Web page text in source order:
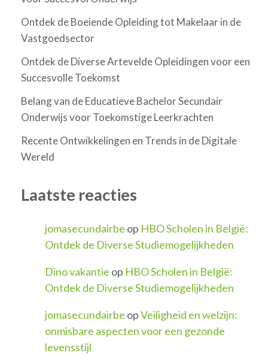
Ontdek de Boeiende Opleiding tot Makelaar in de
Vastgoedsector
Ontdek de Diverse Artevelde Opleidingen voor een
Succesvolle Toekomst
Belang van de Educatieve Bachelor Secundair
Onderwijs voor Toekomstige Leerkrachten
Recente Ontwikkelingen en Trends in de Digitale
Wereld
Laatste reacties
jomasecundairbe op HBO Scholen in België:
Ontdek de Diverse Studiemogelijkheden
Dino vakantie op HBO Scholen in België:
Ontdek de Diverse Studiemogelijkheden
jomasecundairbe opVeiligheid en welzijn:
onmisbare aspecten voor een gezonde
levensstijl